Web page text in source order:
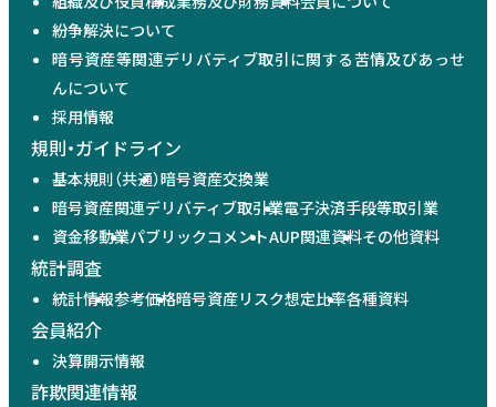
紛争解決について
暗号資産等関連デリバティブ取引に関する苦情及びあっせ
んについて
採用情報
規則・ガイドライン
基本規則（共通）暗号資産交換業
暗号資産関連デリバティブ取引業電子決済手段等取引業
資金移動業パブリックコメントAUP関連資料その他資料
統計調査
統計情報参考価格暗号資産リスク想定比率各種資料
会員紹介
決算開示情報
詐欺関連情報